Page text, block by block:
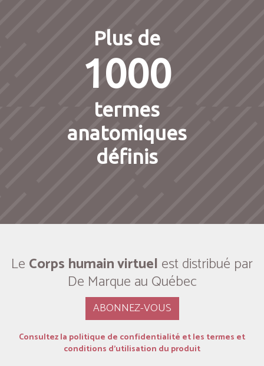
Plus de
1000
termes
anatomiques
définis
Le Corps humain virtuel est distribué par
De Marque au Québec
ABONNEZ-VOUS
Consultez la politique de confidentialité et les termes et
conditions d’utilisation du produit